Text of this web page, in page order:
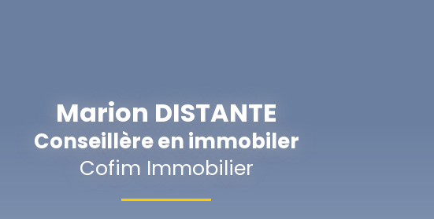
Marion DISTANTE
Conseillère en immobiler
Cofim Immobilier